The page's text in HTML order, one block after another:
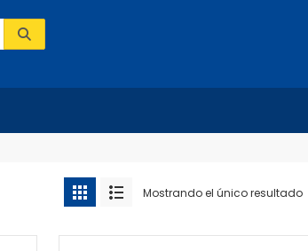
Mostrando el único resultado